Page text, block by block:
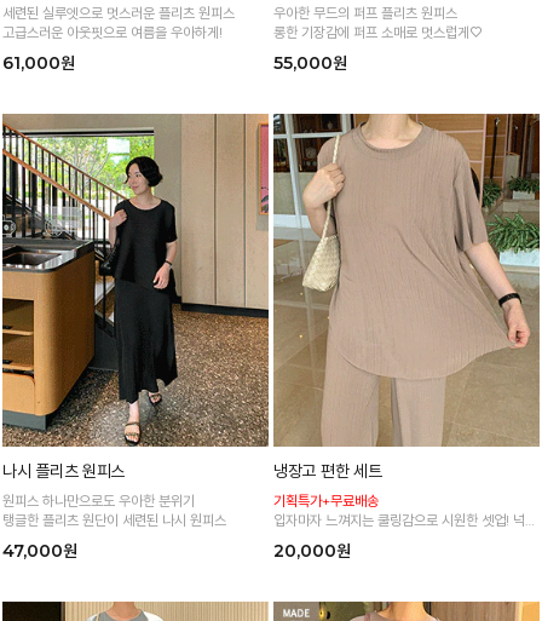
세련된 실루엣으로 멋스러운 플리츠 원피스
고급스러운 아웃핏으로 여름을 우아하게!
61,000원
우아한 무드의 퍼프 플리츠 원피스
롱한 기장감에 퍼프 소매로 멋스럽게♡
55,000원
나시 플리츠 원피스
원피스 하나만으로도 우아한 분위기
탱글한 플리츠 원단이 세련된 나시 원피스
47,000원
냉장고 편한 세트
기획특가+무료배송
입자마자 느껴지는 쿨링감으로 시원한 셋업! 넉넉
한 핏으로 군살 싹 다 가려주는 올 여름 교복템
20,000원